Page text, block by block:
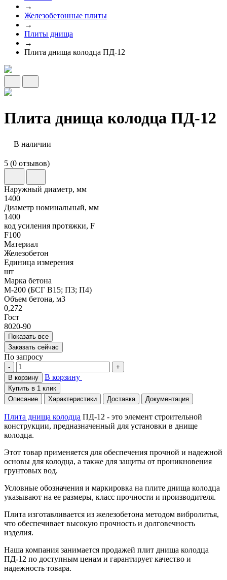
→
Железобетонные плиты
→
Плиты днища
→
Плита днища колодца ПД-12
Плита днища колодца ПД-12
В наличии
5 (0 отзывов)
Наружный диаметр, мм
1400
Диаметр номинальный, мм
1400
код усиления протяжки, F
F100
Материал
Железобетон
Единица измерения
шт
Марка бетона
М-200 (БСГ В15; П3; П4)
Объем бетона, м3
0,272
Гост
8020-90
Показать все
Заказать сейчас
По запросу
-
+
В корзину
В корзину
Купить в 1 клик
Описание
Характеристики Доставка Документация
Плита днища колодца ПД-12 - это элемент строительной
конструкции, предназначенный для установки в днище
колодца.
Этот товар применяется для обеспечения прочной и надежной
основы для колодца, а также для защиты от проникновения
грунтовых вод.
Условные обозначения и маркировка на плите днища колодца
указывают на ее размеры, класс прочности и производителя.
Плита изготавливается из железобетона методом вибролитья,
что обеспечивает высокую прочность и долговечность
изделия.
Наша компания занимается продажей плит днища колодца
ПД-12 по доступным ценам и гарантирует качество и
надежность товара.